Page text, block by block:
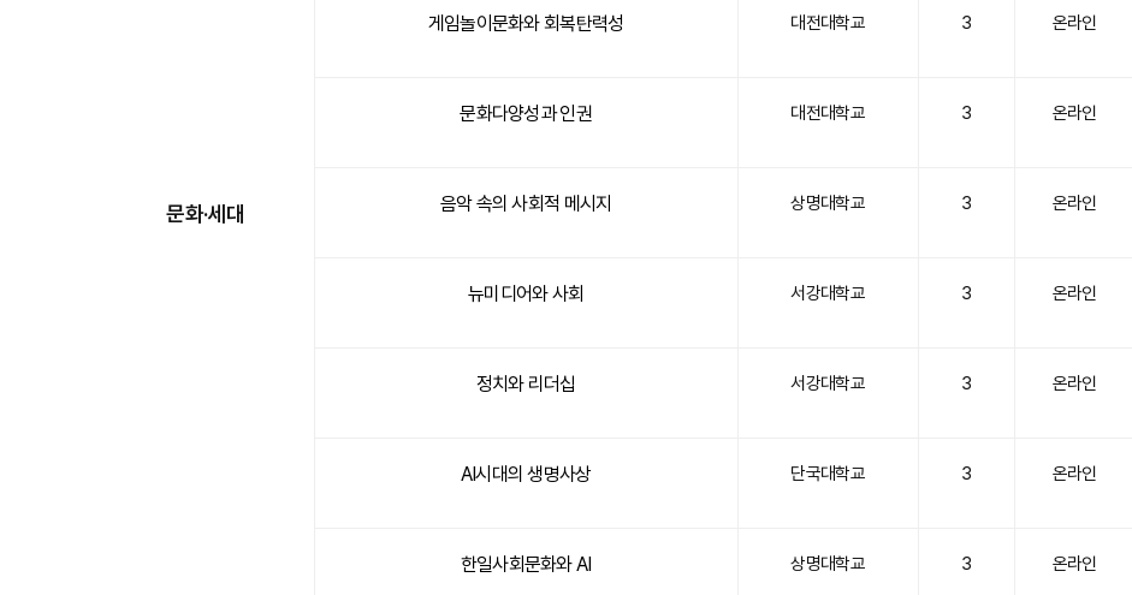
문화·세대
게임놀이문화와 회복탄력성 대전대학교 3 온라인
문화다양성과 인권 대전대학교 3 온라인
음악 속의 사회적 메시지 상명대학교 3 온라인
뉴미디어와 사회 서강대학교 3 온라인
정치와 리더십 서강대학교 3 온라인
AI시대의 생명사상 단국대학교 3 온라인
한일사회문화와 AI 상명대학교 3 온라인